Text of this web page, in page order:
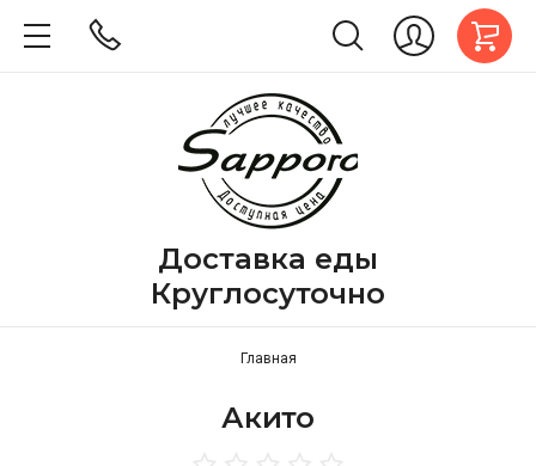
Доставка еды
Круглосуточно
Главная
Акито